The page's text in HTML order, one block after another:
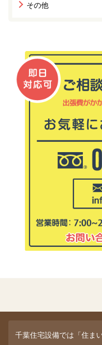
その他
千葉住宅設備では「住ま